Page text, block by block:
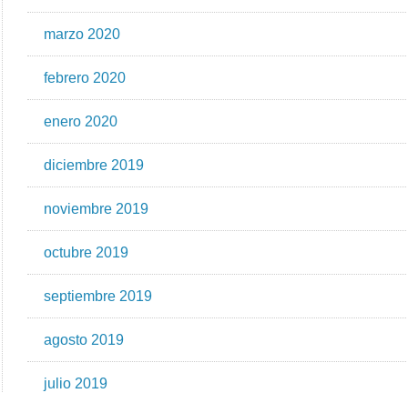
marzo 2020
febrero 2020
enero 2020
diciembre 2019
noviembre 2019
octubre 2019
septiembre 2019
agosto 2019
julio 2019